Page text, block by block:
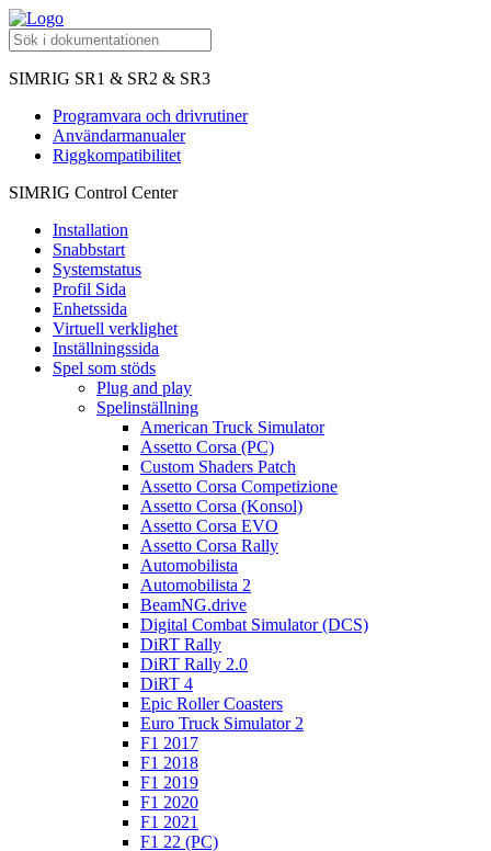
SIMRIG SR1 & SR2 & SR3
Programvara och drivrutiner
Användarmanualer
Riggkompatibilitet
SIMRIG Control Center
Installation
Snabbstart
Systemstatus
Profil Sida
Enhetssida
Virtuell verklighet
Inställningssida
Spel som stöds
Plug and play
Spelinställning
American Truck Simulator
Assetto Corsa (PC)
Custom Shaders Patch
Assetto Corsa Competizione
Assetto Corsa (Konsol)
Assetto Corsa EVO
Assetto Corsa Rally
Automobilista
Automobilista 2
BeamNG.drive
Digital Combat Simulator (DCS)
DiRT Rally
DiRT Rally 2.0
DiRT 4
Epic Roller Coasters
Euro Truck Simulator 2
F1 2017
F1 2018
F1 2019
F1 2020
F1 2021
F1 22 (PC)